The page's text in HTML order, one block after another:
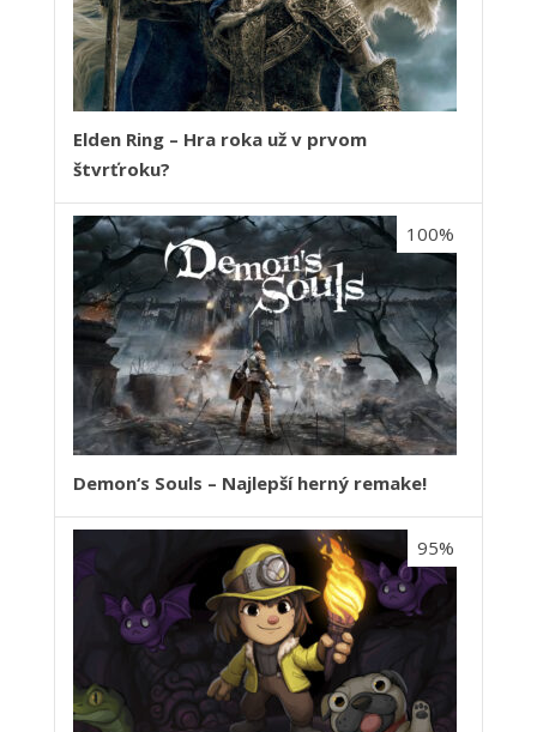
Elden Ring – Hra roka už v prvom
štvrťroku?
Demon‘s Souls – Najlepší herný remake!
100%
95%